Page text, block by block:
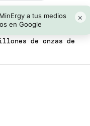
a tus medios
en Google
×
de onzas de